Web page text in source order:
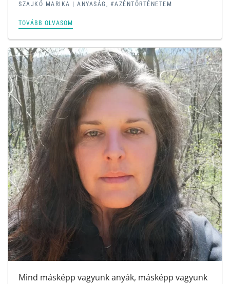
SZAJKÓ MARIKA ANYASÁG, #AZÉNTÖRTÉNETEM
TOVÁBB OLVASOM
Mind másképp vagyunk anyák, másképp vagyunk